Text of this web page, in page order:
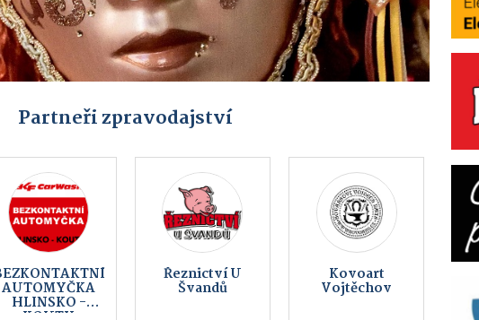
Partneři zpravodajství
EDERA Group
a.s.
TSM Design
s.r.o.
KS Fight Gym
Hlinsko